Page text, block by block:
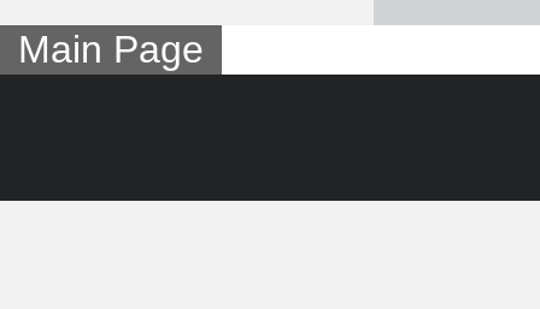
Main Page